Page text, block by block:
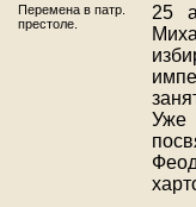
Перемена в патр.
престоле.
25
Уже